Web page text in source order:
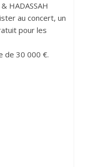
HADASSAH
au concert, un
pour les
de 30 000 €.